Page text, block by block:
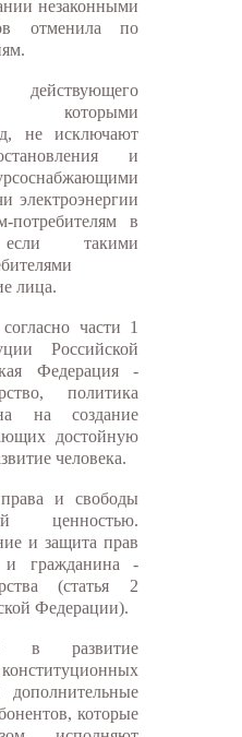
незаконными
отменила по
которыми
не исключают
и
электроэнергии
потребителям в
такими
лица.
части 1
Российской
Федерация -
политика
на создание
достойную
человека.
и свободы
ценностью.
и защита прав
и гражданина -
(статья 2
Федерации).
в развитие
которые